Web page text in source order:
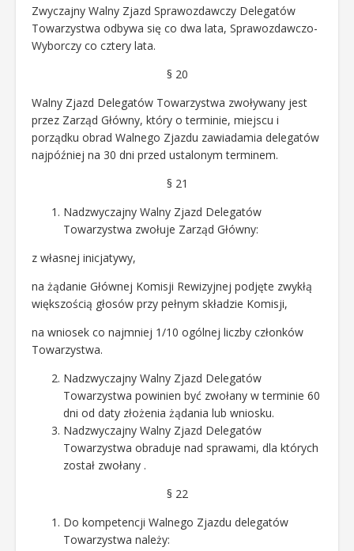
Zwyczajny Walny Zjazd Sprawozdawczy Delegatów
Towarzystwa odbywa się co dwa lata, Sprawozdawczo-
Wyborczy co cztery lata.
§ 20
Walny Zjazd Delegatów Towarzystwa zwoływany jest
przez Zarząd Główny, który o terminie, miejscu i
porządku obrad Walnego Zjazdu zawiadamia delegatów
najpóźniej na 30 dni przed ustalonym terminem.
§ 21
Nadzwyczajny Walny Zjazd Delegatów
Towarzystwa zwołuje Zarząd Główny:
z własnej inicjatywy,
na żądanie Głównej Komisji Rewizyjnej podjęte zwykłą
większością głosów przy pełnym składzie Komisji,
na wniosek co najmniej 1/10 ogólnej liczby członków
Towarzystwa.
Nadzwyczajny Walny Zjazd Delegatów
Towarzystwa powinien być zwołany w terminie 60
dni od daty złożenia żądania lub wniosku.
Nadzwyczajny Walny Zjazd Delegatów
Towarzystwa obraduje nad sprawami, dla których
został zwołany .
§ 22
Do kompetencji Walnego Zjazdu delegatów
Towarzystwa należy: